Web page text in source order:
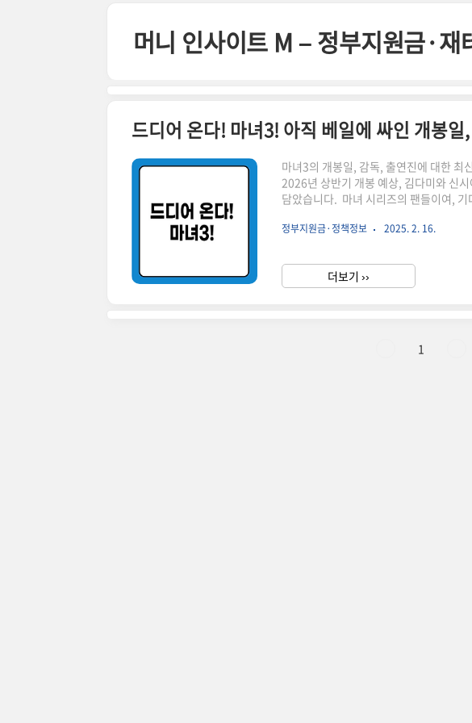
머니 인사이트 M – 정부지원금·재
드디어 온다! 마녀3! 아직 베일에 싸인 개봉
마녀3의 개봉일, 감독, 출연진에 대한 최
2026년 상반기 개봉 예상, 김다미와 신
담았습니다. 마녀 시리즈의 팬들이여,
연진에 대해 자세히 알아보겠습니다.마
미루어 볼 때 2026년 상반기 개봉이 유
2022년에 개봉했습니다. 이 패턴을 따르
정부지원금·정책정보 2025. 2. 16.
더보기 ››
1